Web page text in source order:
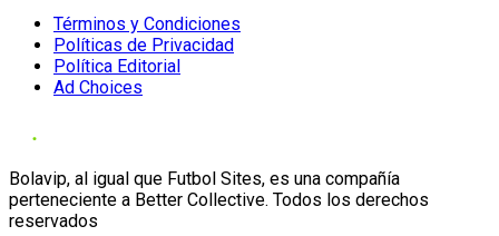
Términos y Condiciones
Políticas de Privacidad
Política Editorial
Ad Choices
Bolavip, al igual que Futbol Sites, es una compañía
perteneciente a Better Collective. Todos los derechos
reservados